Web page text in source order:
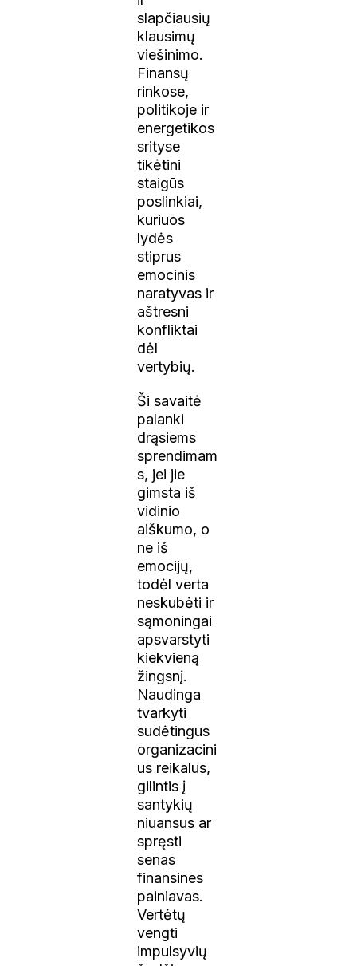
slapčiausių
klausimų
viešinimo.
Finansų
rinkose,
politikoje ir
energetikos
srityse
tikėtini
staigūs
poslinkiai,
kuriuos
lydės
stiprus
emocinis
naratyvas ir
aštresni
konfliktai
dėl
vertybių.
Ši savaitė
palanki
drąsiems
sprendimam
s, jei jie
gimsta iš
vidinio
aiškumo, o
ne iš
emocijų,
todėl verta
neskubėti ir
sąmoningai
apsvarstyti
kiekvieną
žingsnį.
Naudinga
tvarkyti
sudėtingus
organizacini
us reikalus,
gilintis į
santykių
niuansus ar
spręsti
senas
finansines
painiavas.
Vertėtų
vengti
impulsyvių